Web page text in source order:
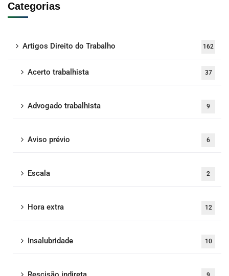
Categorias
Artigos Direito do Trabalho 162
Acerto trabalhista 37
Advogado trabalhista 9
Aviso prévio 6
Escala 2
Hora extra 12
Insalubridade 10